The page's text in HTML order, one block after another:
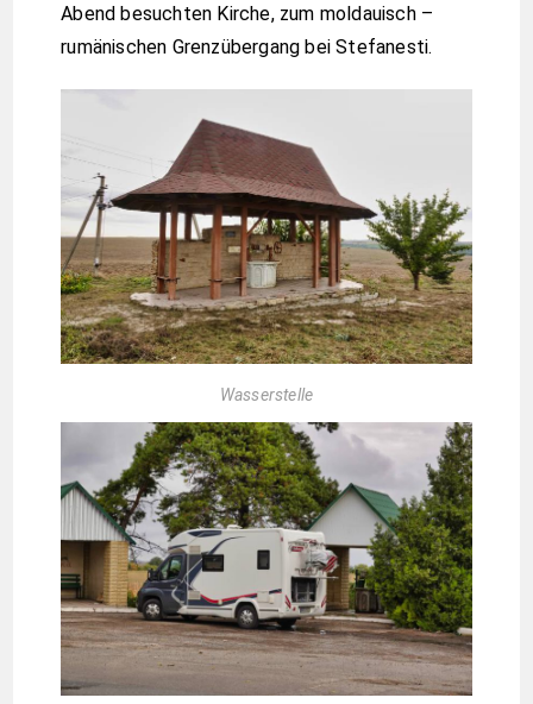
Abend besuchten Kirche, zum moldauisch –
rumänischen Grenzübergang bei Stefanesti.
Wasserstelle